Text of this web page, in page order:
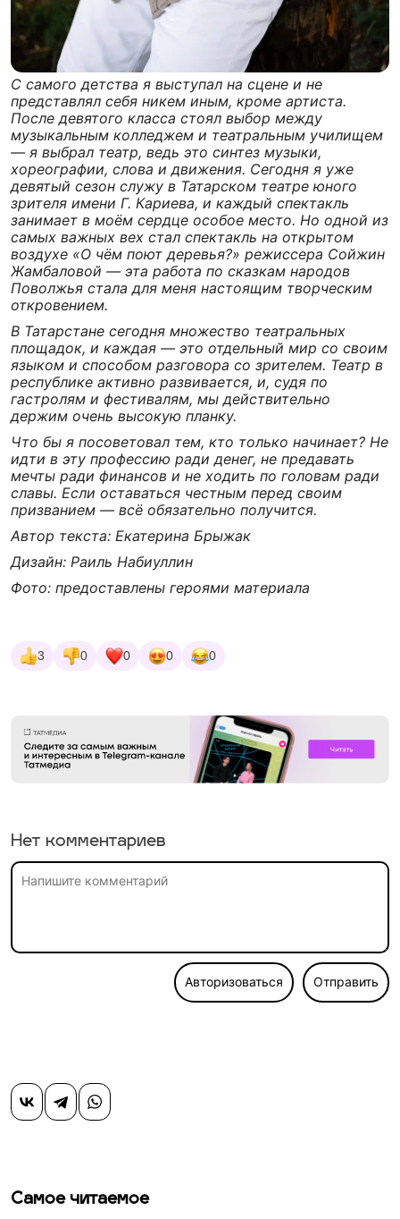
С самого детства я выступал на сцене и не
представлял себя никем иным, кроме артиста.
После девятого класса стоял выбор между
музыкальным колледжем и театральным училищем
— я выбрал театр, ведь это синтез музыки,
хореографии, слова и движения. Сегодня я уже
девятый сезон служу в Татарском театре юного
зрителя имени Г. Кариева, и каждый спектакль
занимает в моём сердце особое место. Но одной из
самых важных вех стал спектакль на открытом
воздухе «О чём поют деревья?» режиссера Сойжин
Жамбаловой — эта работа по сказкам народов
Поволжья стала для меня настоящим творческим
откровением.
В Татарстане сегодня множество театральных
площадок, и каждая — это отдельный мир со своим
языком и способом разговора со зрителем. Театр в
республике активно развивается, и, судя по
гастролям и фестивалям, мы действительно
держим очень высокую планку.
Что бы я посоветовал тем, кто только начинает? Не
идти в эту профессию ради денег, не предавать
мечты ради финансов и не ходить по головам ради
славы. Если оставаться честным перед своим
призванием — всё обязательно получится.
Автор текста: Екатерина Брыжак
Дизайн: Раиль Набиуллин
Фото: предоставлены героями материала
3 0 0 0 0
Нет комментариев
Авторизоваться Отправить
Самое читаемое